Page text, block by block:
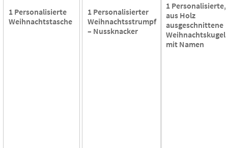
1 Personalisierte
Weihnachtstasche
1 Personalisierter
Weihnachtsstrumpf
– Nussknacker
1 Personalisierte,
aus Holz
ausgeschnittene
mit Namen